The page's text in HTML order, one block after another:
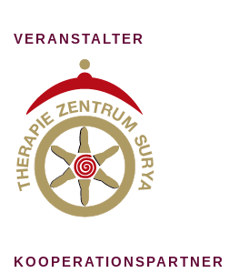
VERANSTALTER
KOOPERATIONSPARTNER